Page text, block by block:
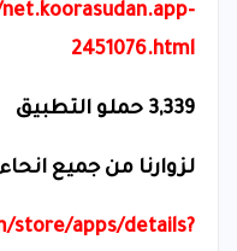
2451076.html
3,339 حملو التطبيق
لزوارنا من جميع
store/apps/details?